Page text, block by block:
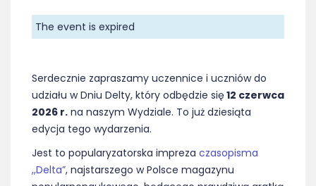
The event is expired
Serdecznie zapraszamy uczennice i uczniów do
udziału w Dniu Delty, który odbędzie się 12 czerwca
2026 r. na naszym Wydziale. To już dziesiąta
edycja tego wydarzenia.
Jest to popularyzatorska impreza czasopisma
,,Delta”, najstarszego w Polsce magazynu